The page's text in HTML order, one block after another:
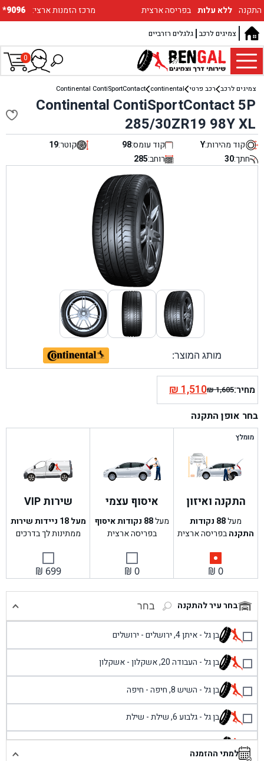
*9096 :מרכז הזמנות ארצי התקנה ללא עלות בפריסה ארצית
גלגלים רזרביים צמיגים לרכב
0
צמיגים לרכב רכב פרטי continental
Continental ContiSportContact
Continental ContiSportContact 5P
285/30ZR19 98Y XL
קוד מהירות:Y קוד עומס:98 קוטר:19
חתך:30 רוחב:285
מותג המוצר:
מחיר: ₪1,605
המחיר
המקורי
היה:
₪1,510 המחיר
הנוכחי
הוא:
בחר אופן התקנה
מומלץ
התקנה ואיזון
מעל88 נקודות
התקנהבפריסה ארצית
₪ 0
איסוף עצמי
מעל88 נקודות איסוף
בפריסה ארצית
₪ 0
שירות VIP
מעל 18 ניידות שירות
ממתינות לך בדרכים
₪ 699
בחר עיר להתקנה בחר
בן גל - איתן 4, ירושלים - ירושלים
בן גל - העבודה 20, אשקלון - אשקלון
בן גל - השיש 8, חיפה - חיפה
בן גל - גלבוע 6, שילת - שילת
בן גל - פוריידיס, כניסה צפונית מול כביש 4 - פרדיס
למתי ההזמנה